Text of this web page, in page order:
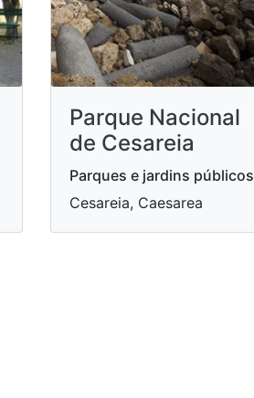
Parque Nacional
de Cesareia
Parques e jardins públicos
Cesareia, Caesarea